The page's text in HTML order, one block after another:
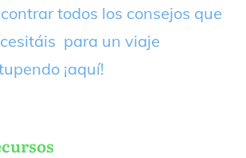
todos los consejos que
para un viaje
¡aquí!